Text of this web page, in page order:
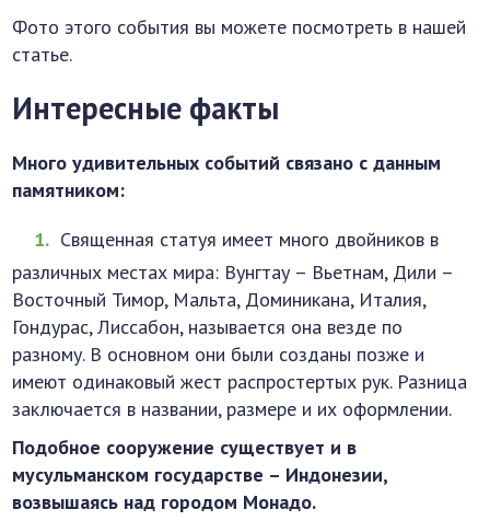
Фото этого события вы можете посмотреть в нашей
статье.
Интересные факты
Много удивительных событий связано с данным
памятником:
Священная статуя имеет много двойников в
различных местах мира: Вунгтау – Вьетнам, Дили –
Восточный Тимор, Мальта, Доминикана, Италия,
Гондурас, Лиссабон, называется она везде по
разному. В основном они были созданы позже и
имеют одинаковый жест распростертых рук. Разница
заключается в названии, размере и их оформлении.
Подобное сооружение существует и в
мусульманском государстве – Индонезии,
возвышаясь над городом Монадо.